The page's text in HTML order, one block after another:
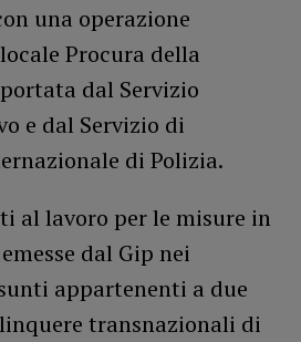
una operazione
Procura della
dal Servizio
e dal Servizio di
di Polizia.
al lavoro per le misure in
dal Gip nei
appartenenti a due
transnazionali di